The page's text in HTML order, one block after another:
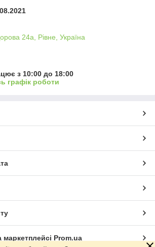
24а, Рівне, Україна
з 10:00 до 18:00
графік роботи
Prom.ua